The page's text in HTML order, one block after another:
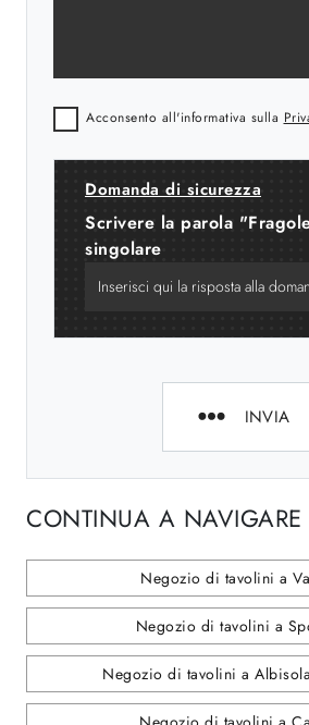
Acconsento all'informativa sulla
Domanda di sicurezza
Scrivere la parola
singolare
INVIA
CONTINUA A NAVIGARE
Negozio di tavolini a
Negozio di tavolini a
Negozio di tavolini a